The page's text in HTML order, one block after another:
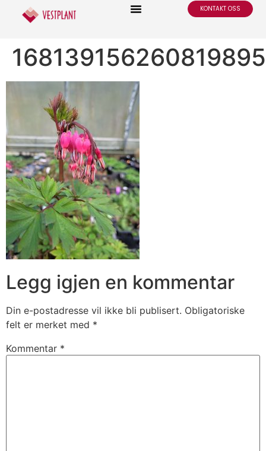
KONTAKT OSS
Legg igjen en kommentar
Din e-postadresse vil ikke bli publisert. Obligatoriske
felt er merket med *
Kommentar *